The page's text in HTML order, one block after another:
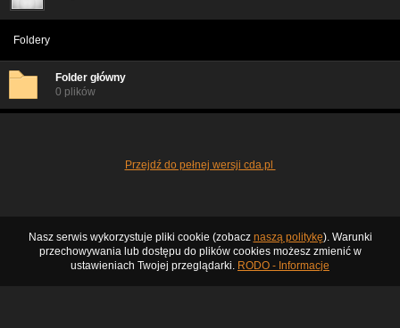
Foldery
Folder główny
0 plików
Przejdź do pełnej wersji cda.pl
Nasz serwis wykorzystuje pliki cookie (zobacz naszą politykę). Warunki
przechowywania lub dostępu do plików cookies możesz zmienić w
ustawieniach Twojej przeglądarki. RODO - Informacje